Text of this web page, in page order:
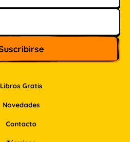
Libros Gratis
Novedades
Contacto